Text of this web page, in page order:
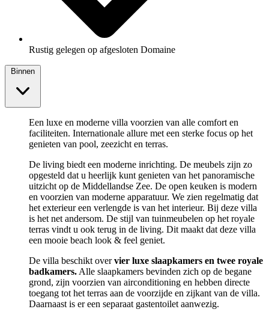
Rustig gelegen op afgesloten Domaine
Een luxe en moderne villa voorzien van alle comfort en
faciliteiten. Internationale allure met een sterke focus op het
genieten van pool, zeezicht en terras.
De living biedt een moderne inrichting. De meubels zijn zo
opgesteld dat u heerlijk kunt genieten van het panoramische
uitzicht op de Middellandse Zee. De open keuken is modern
en voorzien van moderne apparatuur. We zien regelmatig dat
het exterieur een verlengde is van het interieur. Bij deze villa
is het net andersom. De stijl van tuinmeubelen op het royale
terras vindt u ook terug in de living. Dit maakt dat deze villa
een mooie beach look & feel geniet.
De villa beschikt overvier luxe slaapkamers en twee royale
badkamers. Alle slaapkamers bevinden zich op de begane
grond, zijn voorzien van airconditioning en hebben directe
toegang tot het terras aan de voorzijde en zijkant van de villa.
Daarnaast is er een separaat gastentoilet aanwezig.